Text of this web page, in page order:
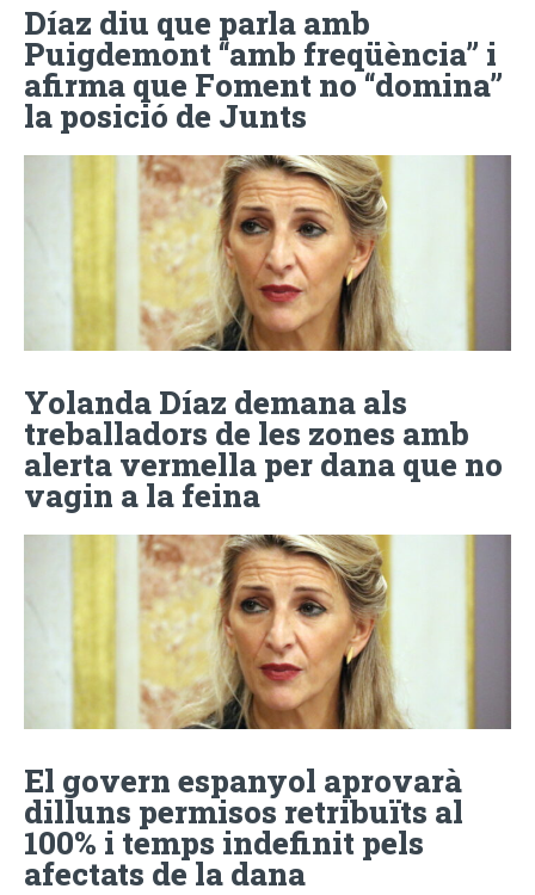
Díaz diu que parla amb
Puigdemont “amb freqüència” i
afirma que Foment no “domina”
la posició de Junts
Yolanda Díaz demana als
treballadors de les zones amb
alerta vermella per dana que no
vagin a la feina
El govern espanyol aprovarà
dilluns permisos retribuïts al
100% i temps indefinit pels
afectats de la dana